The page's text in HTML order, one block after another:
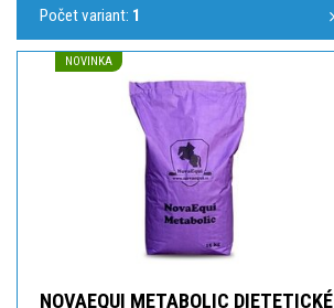
Počet variant: 1
NOVINKA
NOVAEQUI METABOLIC DIETETICKÉ